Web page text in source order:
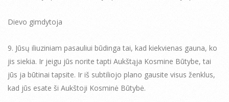
Dievo gimdytoja
9. Jūsų iliuziniam pasauliui būdinga tai, kad kiekvienas gauna, ko
jis siekia. Ir jeigu jūs norite tapti Aukštąja Kosmine Būtybe, tai
jūs ja būtinai tapsite. Ir iš subtiliojo plano gausite visus ženklus,
kad jūs esate ši Aukštoji Kosminė Būtybė.